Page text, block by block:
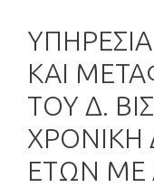
ΚΑΙ
ΤΟΥ Δ.
ΧΡΟΝΙΚΗ
ΕΤΩΝ ΜΕ